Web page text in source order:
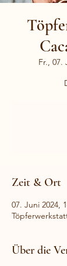
Fr., 07.
Zeit & Ort
07. Juni 2024,
Über die